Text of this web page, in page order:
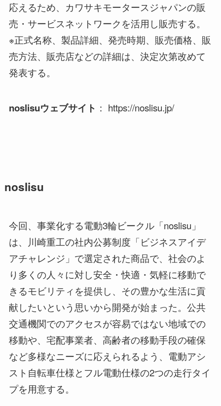
応えるため、カワサキモータースジャパンの販
売・サービスネットワークを活用し販売する。
※正式名称、製品詳細、発売時期、販売価格、販
売方法、販売店などの詳細は、決定次第改めて
発表する。
noslisuウェブサイト ： https://noslisu.jp/
noslisu
今回、事業化する電動3輪ビークル「noslisu」
は、川崎重工の社内公募制度「ビジネスアイデ
アチャレンジ」で選定された商品で、社会のよ
り多くの人々に対し安全・快適・気軽に移動で
きるモビリティを提供し、その豊かな生活に貢
献したいという思いから開発が始まった。公共
交通機関でのアクセスが容易ではない地域での
移動や、宅配事業者、高齢者の移動手段の確保
など多様なニーズに応えられるよう、電動アシ
スト自転車仕様とフル電動仕様の2つの走行タイ
プを用意する。